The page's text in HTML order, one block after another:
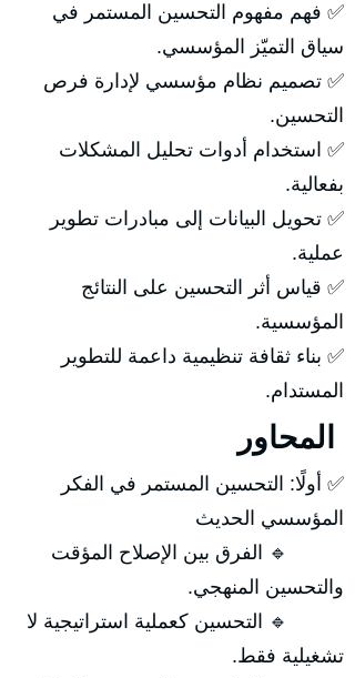
✅ فهم مفهوم التحسين المستمر في
سياق التميّز المؤسسي.
✅ تصميم نظام مؤسسي لإدارة فرص
التحسين.
✅ استخدام أدوات تحليل المشكلات
بفعالية.
✅ تحويل البيانات إلى مبادرات تطوير
عملية.
✅ قياس أثر التحسين على النتائج
المؤسسية.
✅ بناء ثقافة تنظيمية داعمة للتطوير
المستدام.
✅ أولًا: التحسين المستمر في الفكر
المؤسسي الحديث
🔹 الفرق بين الإصلاح المؤقت
والتحسين المنهجي.
🔹 التحسين كعملية استراتيجية لا
تشغيلية فقط.